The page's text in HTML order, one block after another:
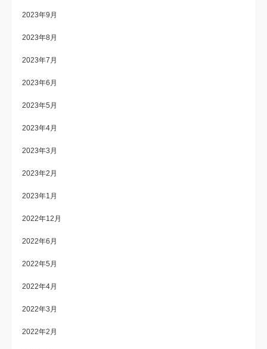
2023年9月
2023年8月
2023年7月
2023年6月
2023年5月
2023年4月
2023年3月
2023年2月
2023年1月
2022年12月
2022年6月
2022年5月
2022年4月
2022年3月
2022年2月